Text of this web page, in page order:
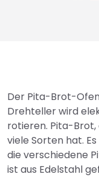
Der Pita-Brot-
Drehteller wird
rotieren. Pita-
viele Sorten hat.
die verschiedene
ist aus Edelstahl